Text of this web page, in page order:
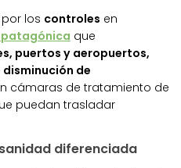
los controles en
que
puertos y aeropuertos,
de
cámaras de tratamiento de
puedan trasladar
diferenciada